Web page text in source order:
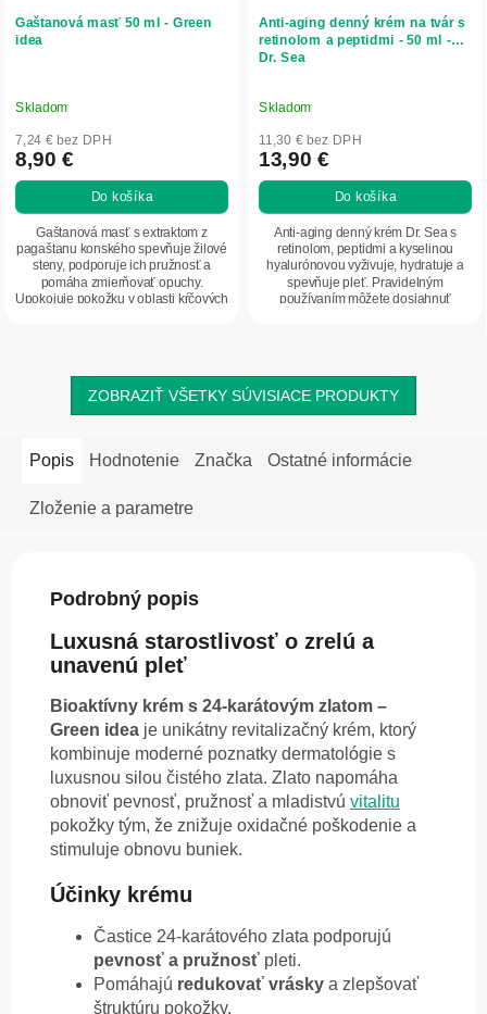
Gaštanová masť 50 ml - Green
idea
Skladom
7,24 € bez DPH
8,90 €
Do košíka
Gaštanová masť s extraktom z
pagaštanu konského spevňuje žilové
steny, podporuje ich pružnosť a
pomáha zmierňovať opuchy.
Upokojuje pokožku v oblasti kŕčových
Anti-aging denný krém na tvár s
retinolom a peptidmi - 50 ml -
Dr. Sea
Skladom
11,30 € bez DPH
13,90 €
Do košíka
Anti-aging denný krém Dr. Sea s
retinolom, peptidmi a kyselinou
hyalurónovou vyživuje, hydratuje a
spevňuje pleť. Pravidelným
používaním môžete dosiahnuť
ZOBRAZIŤ VŠETKY SÚVISIACE PRODUKTY
Popis Hodnotenie Značka Ostatné informácie
Zloženie a parametre
Podrobný popis
Luxusná starostlivosť o zrelú a
unavenú pleť
Bioaktívny krém s 24-karátovým zlatom –
Green idea je unikátny revitalizačný krém, ktorý
kombinuje moderné poznatky dermatológie s
luxusnou silou čistého zlata. Zlato napomáha
obnoviť pevnosť, pružnosť a mladistvú vitalitu
pokožky tým, že znižuje oxidačné poškodenie a
stimuluje obnovu buniek.
Účinky krému
Častice 24-karátového zlata podporujú
pevnosť a pružnosť pleti.
Pomáhajú redukovať vrásky a zlepšovať
štruktúru pokožky.